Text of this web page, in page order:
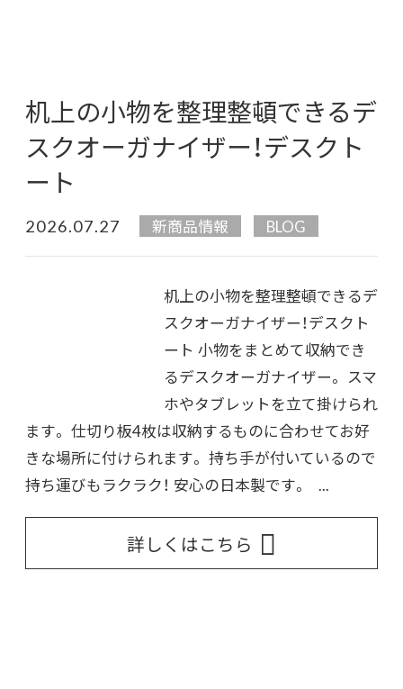
机上の小物を整理整頓できるデ
スクオーガナイザー！デスクト
ート
2026.07.27 新商品情報 BLOG
机上の小物を整理整頓できるデ
スクオーガナイザー！デスクト
ート 小物をまとめて収納でき
るデスクオーガナイザー。 スマ
ホやタブレットを立て掛けられ
ます。 仕切り板4枚は収納するものに合わせてお好
きな場所に付けられます。 持ち手が付いているので
持ち運びもラクラク！ 安心の日本製です。 ...
詳しくはこちら